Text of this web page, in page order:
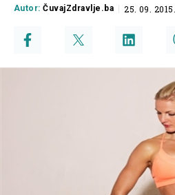
Autor:ČuvajZdravlje.ba 25. 09. 2015.